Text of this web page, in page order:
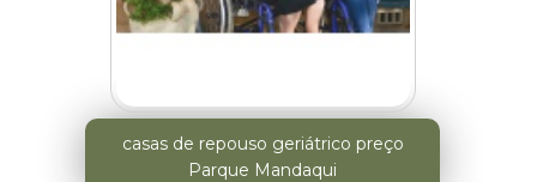
casas de repouso geriátrico preço
Parque Mandaqui